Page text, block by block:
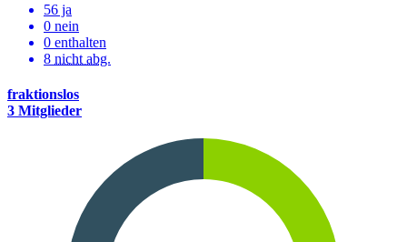
56 ja
0 nein
0 enthalten
8 nicht abg.
fraktionslos
3 Mitglieder